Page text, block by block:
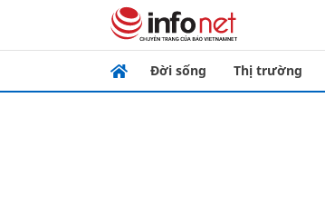
Đời sống Thị trường